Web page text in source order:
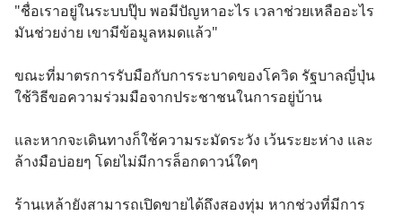
"ชื่อเราอยู่ในระบบปุ๊บ พอมีปัญหาอะไร เวลาช่วยเหลืออะไร
มันช่วยง่าย เขามีข้อมูลหมดแล้ว"
ขณะที่มาตรการรับมือกับการระบาดของโควิด รัฐบาลญี่ปุ่น
ใช้วิธีขอความร่วมมือจากประชาชนในการอยู่บ้าน
และหากจะเดินทางก็ใช้ความระมัดระวัง เว้นระยะห่าง และ
ล้างมือบ่อยๆ โดยไม่มีการล็อกดาวน์ใดๆ
ร้านเหล้ายังสามารถเปิดขายได้ถึงสองทุ่ม หากช่วงที่มีการ